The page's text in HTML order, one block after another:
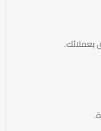
بعملائك.